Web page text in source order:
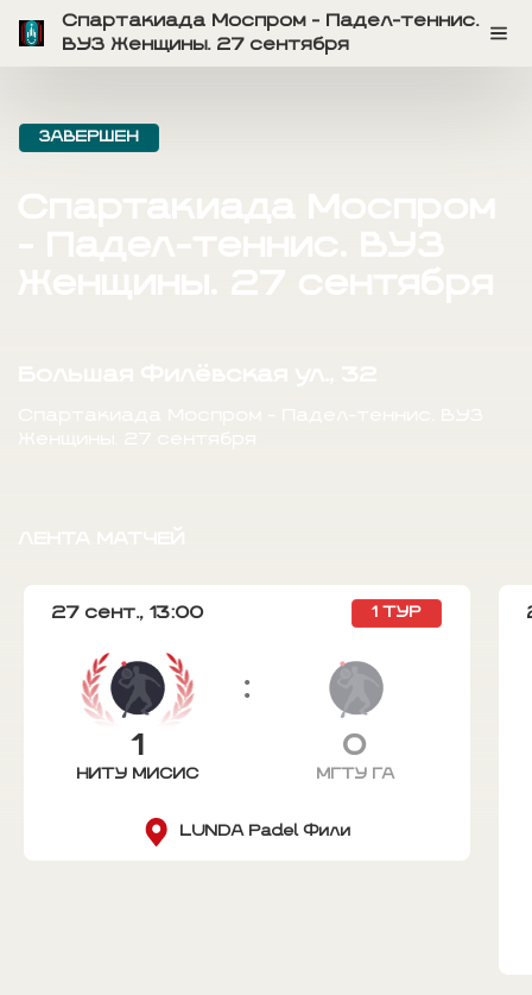
Спартакиада Моспром - Падел-теннис.
ВУЗ Женщины. 27 сентября
ЗАВЕРШЕН
27 сент., 13:00 1 ТУР
1
НИТУ МИСИС
:
0
МГТУ ГА
LUNDA Padel Фили